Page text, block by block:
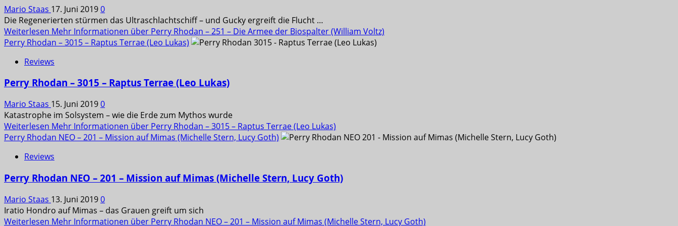
Mario Staas 17. Juni 20190
Die Regenerierten stürmen das Ultraschlachtschiff – und Gucky ergreift die Flucht …
Weiterlesen Mehr Informationen über Perry Rhodan – 251 – Die Armee der Biospalter (William Voltz)
Perry Rhodan – 3015 – Raptus Terrae (Leo Lukas)
Reviews
Perry Rhodan – 3015 – Raptus Terrae (Leo Lukas)
Mario Staas 15. Juni 20190
Katastrophe im Solsystem – wie die Erde zum Mythos wurde
Weiterlesen Mehr Informationen über Perry Rhodan – 3015 – Raptus Terrae (Leo Lukas)
Perry Rhodan NEO – 201 – Mission auf Mimas (Michelle Stern, Lucy Goth)
Reviews
Perry Rhodan NEO – 201 – Mission auf Mimas (Michelle Stern, Lucy Goth)
Mario Staas 13. Juni 20190
Iratio Hondro auf Mimas – das Grauen greift um sich
Weiterlesen Mehr Informationen über Perry Rhodan NEO – 201 – Mission auf Mimas (Michelle Stern, Lucy Goth)